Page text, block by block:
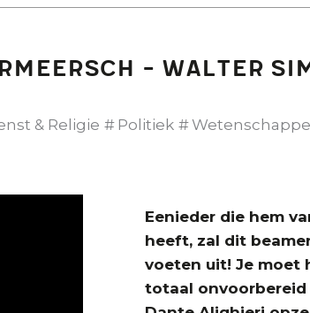
Braeckman
De
- Walter
& Religie Politiek
Eenieder die hem
heeft, zal dit
voeten uit! Je moet
totaal